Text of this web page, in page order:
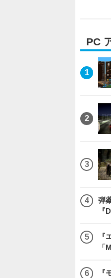
PC
弾
『
『
「